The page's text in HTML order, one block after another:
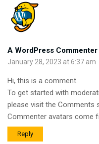
A WordPress Commenter
January 28, 2023 at 6:37 am
Hi, this is a comment.
To get started with
please visit the Comments
Commenter avatars come
Reply